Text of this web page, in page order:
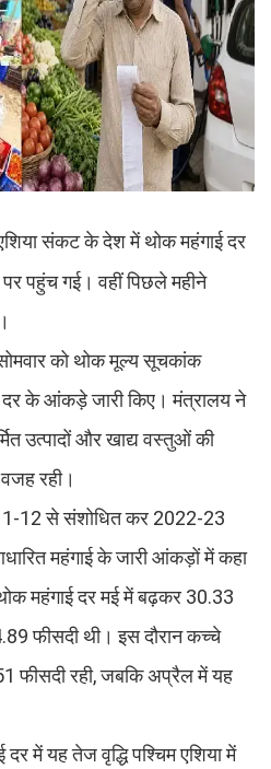
संकट के देश में थोक महंगाई दर
पहुंच गई। वहीं पिछले महीने
को थोक मूल्य सूचकांक
दर के आंकड़े जारी किए। मंत्रालय ने
उत्पादों और खाद्य वस्तुओं की
रही।
12 से संशोधित कर 2022-23
महंगाई के जारी आंकड़ों में कहा
महंगाई दर मई में बढ़कर 30.33
फीसदी थी। इस दौरान कच्चे
फीसदी रही, जबकि अप्रैल में यह
में यह तेज वृद्धि पश्चिम एशिया में